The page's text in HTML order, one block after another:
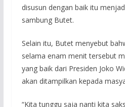
disusun dengan baik itu
sambung Butet.
Selain itu, Butet menyebut
selama enam menit tersebut
yang baik dari Presiden Joko
akan ditampilkan kepada
“Kita tunggu saja nanti kita